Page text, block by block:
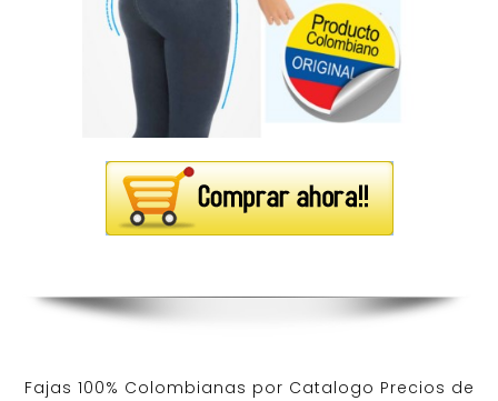
Fajas 100% Colombianas por Catalogo Precios de